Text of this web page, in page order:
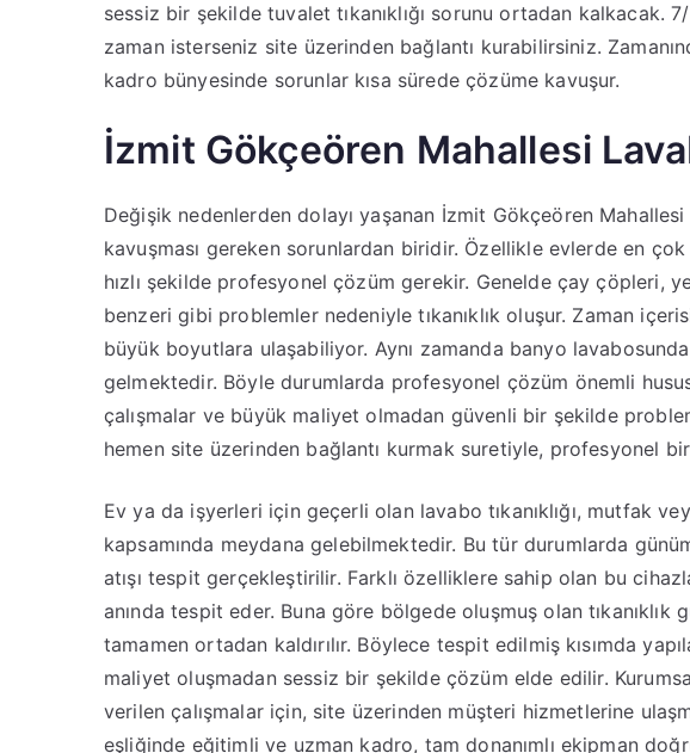
sessiz bir şekilde tuvalet tıkanıklığı sorunu ortadan kalkacak.
zaman isterseniz site üzerinden bağlantı kurabilirsiniz.
kadro bünyesinde sorunlar kısa sürede çözüme kavuşur.
İzmit Gökçeören Mahallesi
Değişik nedenlerden dolayı yaşanan İzmit Gökçeören Mahallesi
kavuşması gereken sorunlardan biridir. Özellikle evlerde en
hızlı şekilde profesyonel çözüm gerekir. Genelde çay çöpleri,
benzeri gibi problemler nedeniyle tıkanıklık oluşur. Zaman
büyük boyutlara ulaşabiliyor. Aynı zamanda banyo
gelmektedir. Böyle durumlarda profesyonel çözüm önemli
çalışmalar ve büyük maliyet olmadan güvenli bir şekilde
hemen site üzerinden bağlantı kurmak suretiyle, profesyonel
Ev ya da işyerleri için geçerli olan lavabo tıkanıklığı, mutfak
kapsamında meydana gelebilmektedir. Bu tür durumlarda
atışı tespit gerçekleştirilir. Farklı özelliklere sahip olan bu
anında tespit eder. Buna göre bölgede oluşmuş olan tıkanıklık
tamamen ortadan kaldırılır. Böylece tespit edilmiş kısımda
maliyet oluşmadan sessiz bir şekilde çözüm elde edilir.
verilen çalışmalar için, site üzerinden müşteri hizmetlerine
eşliğinde eğitimli ve uzman kadro, tam donanımlı ekipman